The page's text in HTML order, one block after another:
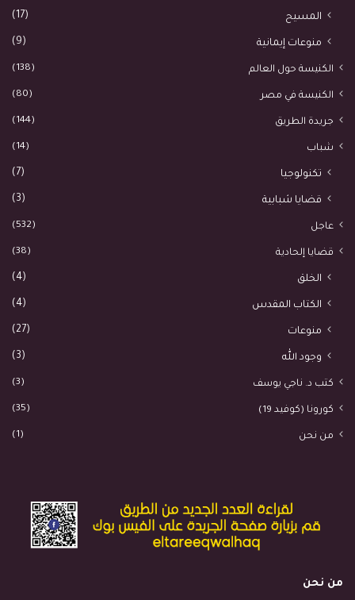
المسيح (17)
منوعات إيمانية (9)
الكنيسة حول العالم (138)
الكنيسة في مصر (80)
جريدة الطريق (144)
شباب (14)
تكنولوجيا (7)
قضايا شبابية (3)
عاجل (532)
قضايا إلحادية (38)
الخلق (4)
الكتاب المقدس (4)
منوعات (27)
وجود الله (3)
كتب د. ناجي يوسف (3)
كورونا (كوفيد 19) (35)
من نحن (1)
من نحن